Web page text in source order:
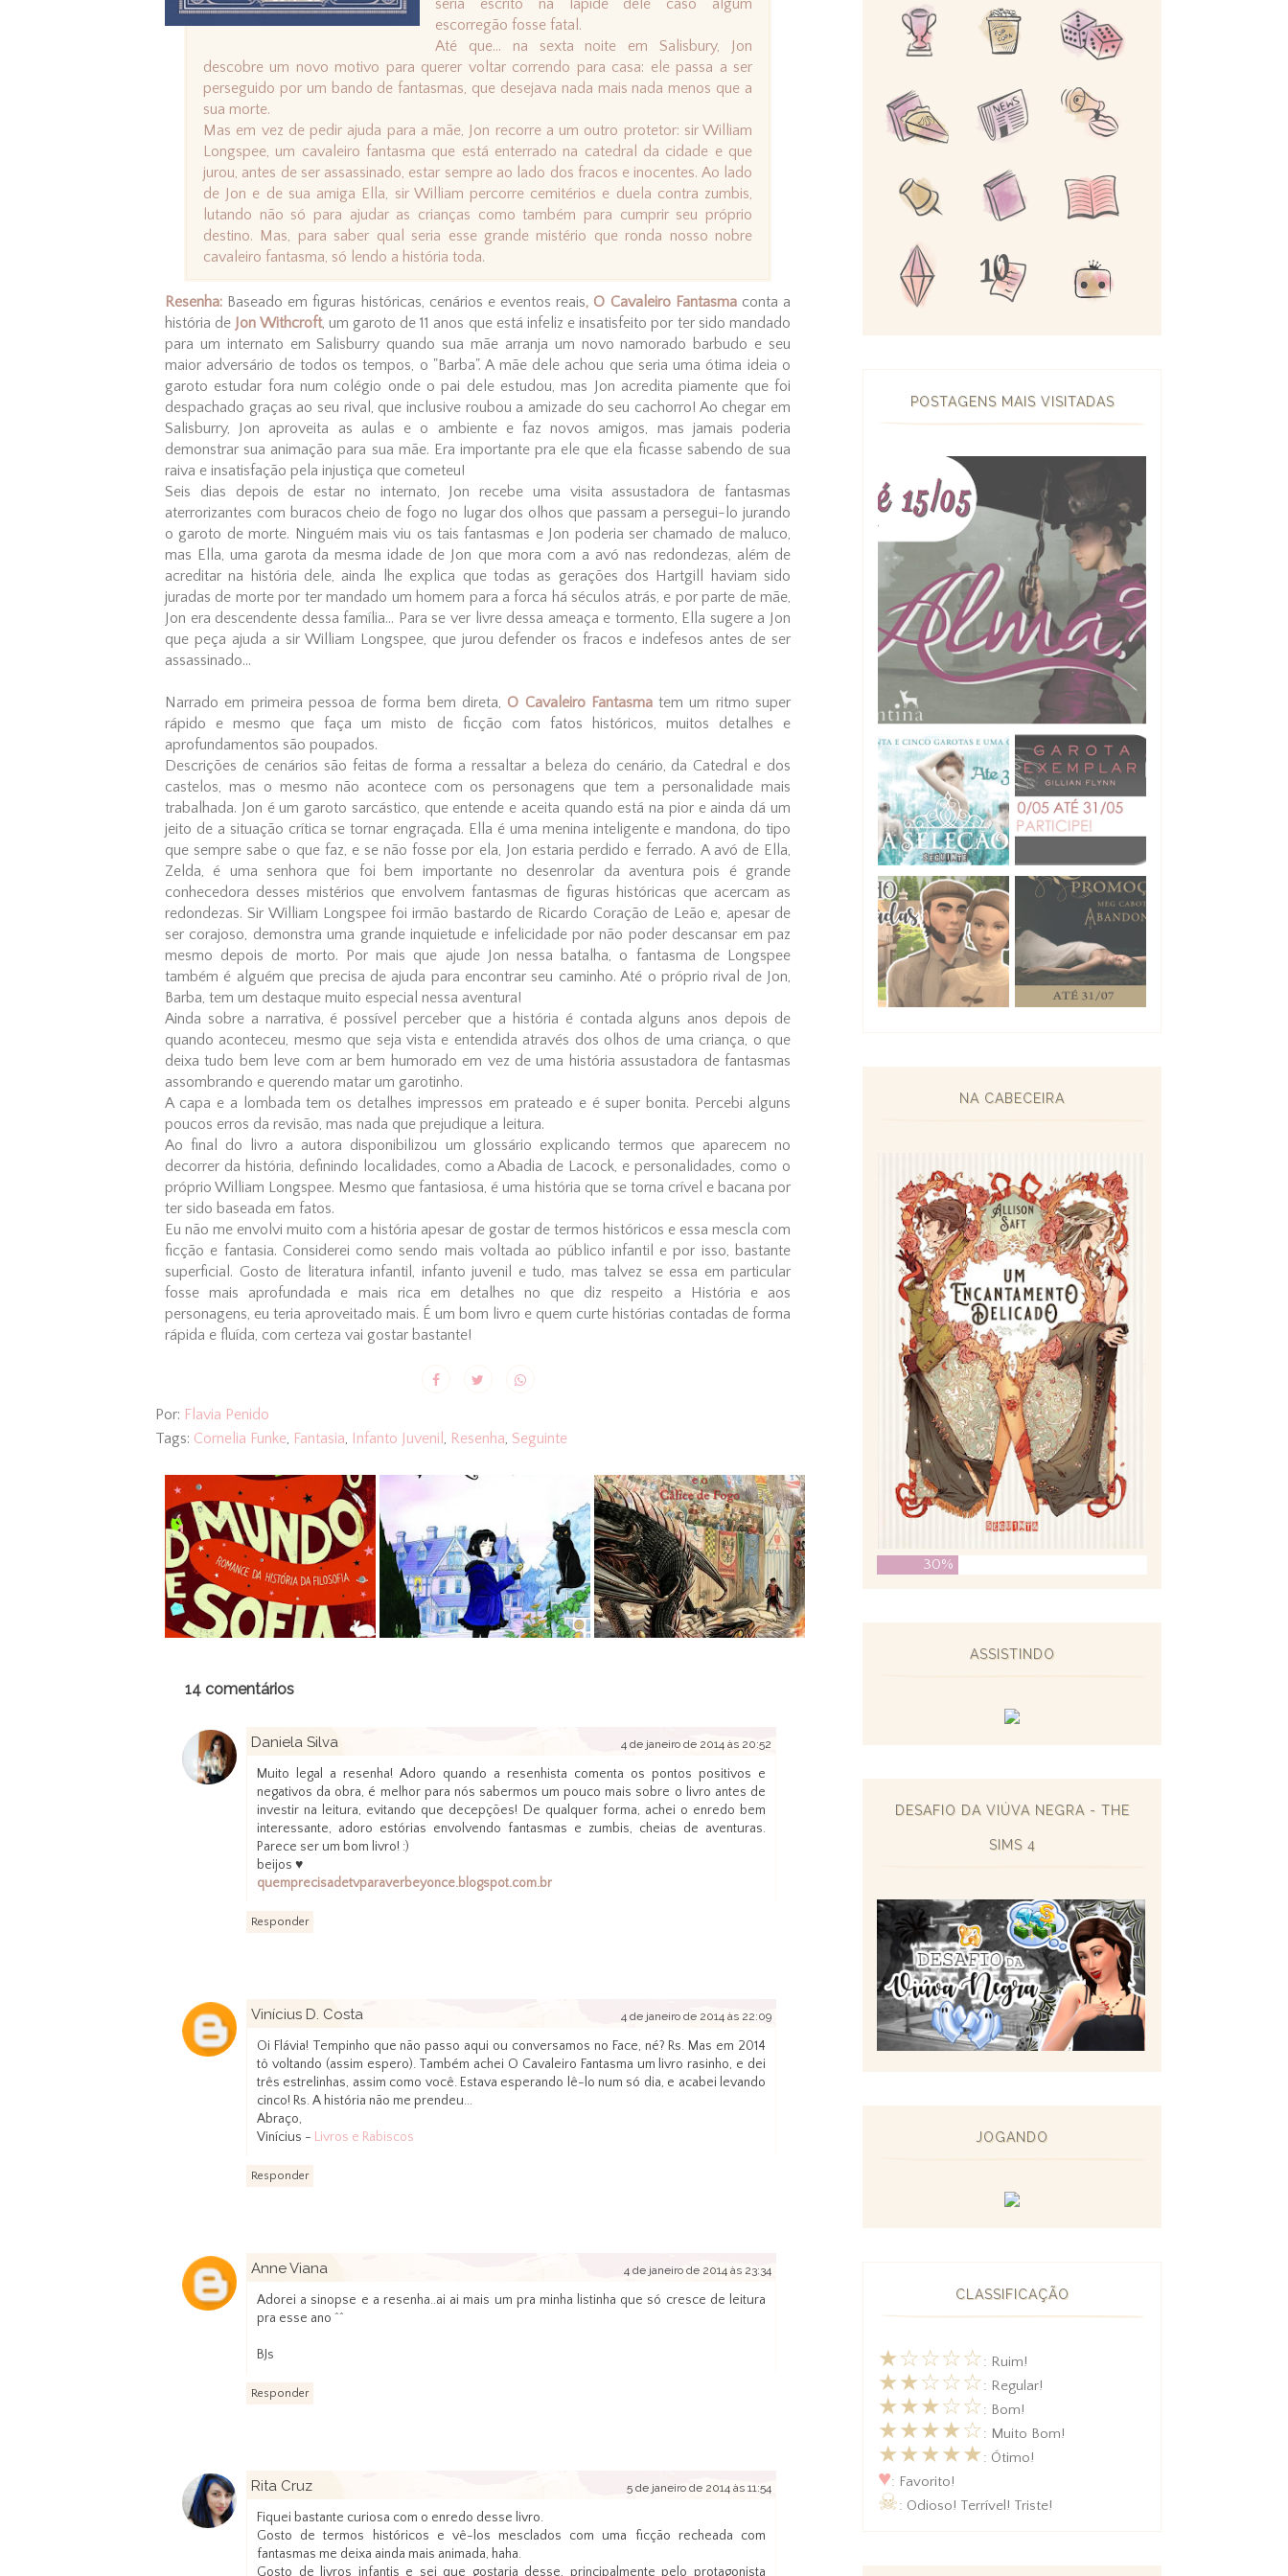
escorregão fosse fatal.
Até que... na sexta noite em Salisbury, Jon
descobre um novo motivo para querer voltar correndo para casa: ele passa a ser
perseguido por um bando de fantasmas, que desejava nada mais nada menos que a
sua morte.
Mas em vez de pedir ajuda para a mãe, Jon recorre a um outro protetor: sir William
Longspee, um cavaleiro fantasma que está enterrado na catedral da cidade e que
jurou, antes de ser assassinado, estar sempre ao lado dos fracos e inocentes. Ao lado
de Jon e de sua amiga Ella, sir William percorre cemitérios e duela contra zumbis,
lutando não só para ajudar as crianças como também para cumprir seu próprio
destino. Mas, para saber qual seria esse grande mistério que ronda nosso nobre
cavaleiro fantasma, só lendo a história toda.
Resenha: Baseado em figuras históricas, cenários e eventos reais, O Cavaleiro Fantasmaconta a
história de Jon Withcroft, um garoto de 11 anos que está infeliz e insatisfeito por ter sido mandado
para um internato em Salisburry quando sua mãe arranja um novo namorado barbudo e seu
maior adversário de todos os tempos, o "Barba". A mãe dele achou que seria uma ótima ideia o
garoto estudar fora num colégio onde o pai dele estudou, mas Jon acredita piamente que foi
despachado graças ao seu rival, que inclusive roubou a amizade do seu cachorro! Ao chegar em
Salisburry, Jon aproveita as aulas e o ambiente e faz novos amigos, mas jamais poderia
demonstrar sua animação para sua mãe. Era importante pra ele que ela ficasse sabendo de sua
raiva e insatisfação pela injustiça que cometeu!
Seis dias depois de estar no internato, Jon recebe uma visita assustadora de fantasmas
aterrorizantes com buracos cheio de fogo no lugar dos olhos que passam a persegui-lo jurando
o garoto de morte. Ninguém mais viu os tais fantasmas e Jon poderia ser chamado de maluco,
mas Ella, uma garota da mesma idade de Jon que mora com a avó nas redondezas, além de
acreditar na história dele, ainda lhe explica que todas as gerações dos Hartgill haviam sido
juradas de morte por ter mandado um homem para a forca há séculos atrás, e por parte de mãe,
Jon era descendente dessa família... Para se ver livre dessa ameaça e tormento, Ella sugere a Jon
que peça ajuda a sir William Longspee, que jurou defender os fracos e indefesos antes de ser
assassinado...
Narrado em primeira pessoa de forma bem direta, O Cavaleiro Fantasmatem um ritmo super
rápido e mesmo que faça um misto de ficção com fatos históricos, muitos detalhes e
aprofundamentos são poupados.
Descrições de cenários são feitas de forma a ressaltar a beleza do cenário, da Catedral e dos
castelos, mas o mesmo não acontece com os personagens que tem a personalidade mais
trabalhada. Jon é um garoto sarcástico, que entende e aceita quando está na pior e ainda dá um
jeito de a situação crítica se tornar engraçada. Ella é uma menina inteligente e mandona, do tipo
que sempre sabe o que faz, e se não fosse por ela, Jon estaria perdido e ferrado. A avó de Ella,
Zelda, é uma senhora que foi bem importante no desenrolar da aventura pois é grande
conhecedora desses mistérios que envolvem fantasmas de figuras históricas que acercam as
redondezas. Sir William Longspee foi irmão bastardo de Ricardo Coração de Leão e, apesar de
ser corajoso, demonstra uma grande inquietude e infelicidade por não poder descansar em paz
mesmo depois de morto. Por mais que ajude Jon nessa batalha, o fantasma de Longspee
também é alguém que precisa de ajuda para encontrar seu caminho. Até o próprio rival de Jon,
Barba, tem um destaque muito especial nessa aventura!
Ainda sobre a narrativa, é possível perceber que a história é contada alguns anos depois de
quando aconteceu, mesmo que seja vista e entendida através dos olhos de uma criança, o que
deixa tudo bem leve com ar bem humorado em vez de uma história assustadora de fantasmas
assombrando e querendo matar um garotinho.
A capa e a lombada tem os detalhes impressos em prateado e é super bonita. Percebi alguns
poucos erros da revisão, mas nada que prejudique a leitura.
Ao final do livro a autora disponibilizou um glossário explicando termos que aparecem no
decorrer da história, definindo localidades, como a Abadia de Lacock, e personalidades, como o
próprio William Longspee. Mesmo que fantasiosa, é uma história que se torna crível e bacana por
ter sido baseada em fatos.
Eu não me envolvi muito com a história apesar de gostar de termos históricos e essa mescla com
ficção e fantasia. Considerei como sendo mais voltada ao público infantil e por isso, bastante
superficial. Gosto de literatura infantil, infanto juvenil e tudo, mas talvez se essa em particular
fosse mais aprofundada e mais rica em detalhes no que diz respeito a História e aos
personagens, eu teria aproveitado mais. É um bom livro e quem curte histórias contadas de forma
rápida e fluída, com certeza vai gostar bastante!
Por: Flavia Penido
Tags: Cornelia Funke Fantasia Infanto Juvenil Resenha Seguinte
14 comentários
Daniela Silva 4 de janeiro de 2014 às 20:52
Muito legal a resenha! Adoro quando a resenhista comenta os pontos positivos e
negativos da obra, é melhor para nós sabermos um pouco mais sobre o livro antes de
investir na leitura, evitando que decepções! De qualquer forma, achei o enredo bem
interessante, adoro estórias envolvendo fantasmas e zumbis, cheias de aventuras.
Parece ser um bom livro! :)
beijos ♥
quemprecisadetvparaverbeyonce.blogspot.com.br
Responder
Vinícius D. Costa 4 de janeiro de 2014 às 22:09
Oi Flávia! Tempinho que não passo aqui ou conversamos no Face, né? Rs. Mas em 2014
tô voltando (assim espero). Também achei O Cavaleiro Fantasma um livro rasinho, e dei
três estrelinhas, assim como você. Estava esperando lê-lo num só dia, e acabei levando
cinco! Rs. A história não me prendeu...
Abraço,
Vinícius - Livros e Rabiscos
Responder
Anne Viana 4 de janeiro de 2014 às 23:34
Adorei a sinopse e a resenha..ai ai mais um pra minha listinha que só cresce de leitura
pra esse ano ^^
BJs
Responder
Rita Cruz 5 de janeiro de 2014 às 11:54
Fiquei bastante curiosa com o enredo desse livro.
Gosto de termos históricos e vê-los mesclados com uma ficção recheada com
fantasmas me deixa ainda mais animada, haha.
Gosto de livros infantis e sei que gostaria desse, principalmente pelo protagonista
POSTAGENS MAIS VISITADAS
NA CABECEIRA
30%
ASSISTINDO
DESAFIO DA VIÚVA NEGRA - THE
SIMS 4
JOGANDO
CLASSIFICAÇÃO
★☆☆☆☆: Ruim!
★★☆☆☆: Regular!
★★★☆☆: Bom!
★★★★☆: Muito Bom!
★★★★★: Ótimo!
♥: Favorito!
☠: Odioso! Terrível! Triste!